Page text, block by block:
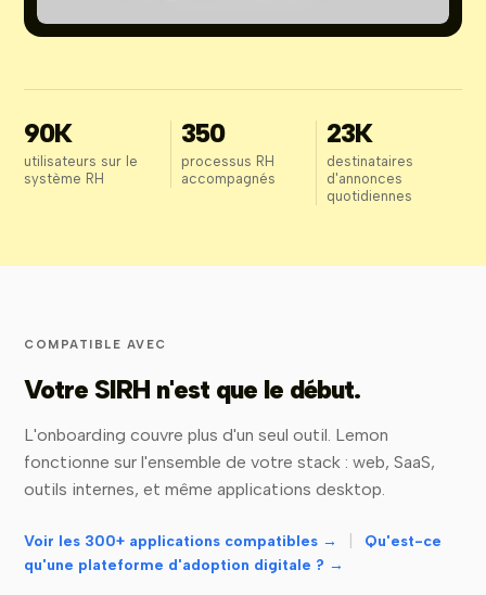
90K
utilisateurs sur le
système RH
350
processus RH
accompagnés
23K
destinataires
d'annonces
quotidiennes
COMPATIBLE AVEC
Votre SIRH n'est que le début.
L'onboarding couvre plus d'un seul outil. Lemon
fonctionne sur l'ensemble de votre stack : web, SaaS,
outils internes, et même applications desktop.
Voir les 300+ applications compatibles → |
Qu'est-ce
qu'une plateforme d'adoption digitale ? →